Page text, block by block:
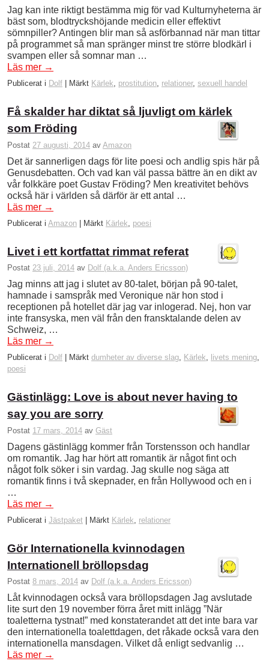
Jag kan inte riktigt bestämma mig för vad Kulturnyheterna är
bäst som, blodtryckshöjande medicin eller effektivt
sömnpiller? Antingen blir man så asförbannad när man tittar
på programmet så man spränger minst tre större blodkärl i
svampen eller så somnar man …
Läs mer →
Publicerat i Dolf Märkt Kärlek, prostitution, relationer, sexuell handel
Få skalder har diktat så ljuvligt om kärlek
som Fröding
Postat 27 augusti, 2014 av Amazon
Det är sannerligen dags för lite poesi och andlig spis här på
Genusdebatten. Och vad kan väl passa bättre än en dikt av
vår folkkäre poet Gustav Fröding? Men kreativitet behövs
också här i världen så därför är ett antal …
Läs mer →
Publicerat i Amazon Märkt Kärlek poesi
Livet i ett kortfattat rimmat referat
Postat 23 juli, 2014 av Dolf (a.k.a. Anders Ericsson)
Jag minns att jag i slutet av 80-talet, början på 90-talet,
hamnade i samspråk med Veronique när hon stod i
receptionen på hotellet där jag var inlogerad. Nej, hon var
inte fransyska, men väl från den fransktalande delen av
Schweiz, …
Läs mer →
Publicerat i Dolf Märkt dumheter av diverse slag, Kärlek, livets mening,
poesi
Gästinlägg: Love is about never having to
say you are sorry
Postat 17 mars, 2014 av Gäst
Dagens gästinlägg kommer från Torstensson och handlar
om romantik. Jag har hört att romantik är något fint och
något folk söker i sin vardag. Jag skulle nog säga att
romantik finns i två skepnader, en från Hollywood och en i
…
Läs mer →
Publicerat i Jästpaket | Märkt Kärlek relationer
Gör Internationella kvinnodagen
Internationell bröllopsdag
Postat 8 mars, 2014 av Dolf (a.k.a. Anders Ericsson)
Låt kvinnodagen också vara bröllopsdagen Jag avslutade
lite surt den 19 november förra året mitt inlägg ”När
toaletterna tystnat!” med konstaterandet att det inte bara var
den internationella toalettdagen, det råkade också vara den
internationella mansdagen. Vilket då enligt sedvanlig …
Läs mer →